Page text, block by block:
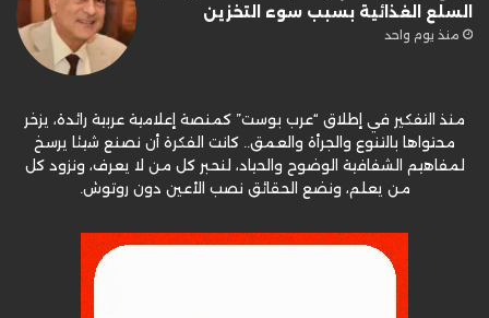
السلع الغذائية بسبب سوء التخزين
منذ يوم واحد
منذ التفكير في إطلاق “عرب بوست” كمنصة إعلامية عربية رائدة، يزخر
محتواها بالتنوع والجرأة والعمق.. كانت الفكرة أن نصنع شيئا يرسخ
لمفاهيم الشفافية الوضوح والحياد، لنحبر كل من لا يعرف، ونزود كل
من يعلم، ونضع الحقائق نصب الأعين دون روتوش.